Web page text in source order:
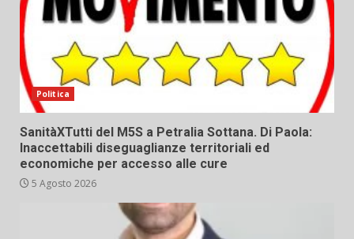
Politica
SanitàXTutti del M5S a Petralia Sottana. Di Paola:
Inaccettabili diseguaglianze territoriali ed
economiche per accesso alle cure
5 Agosto 2026